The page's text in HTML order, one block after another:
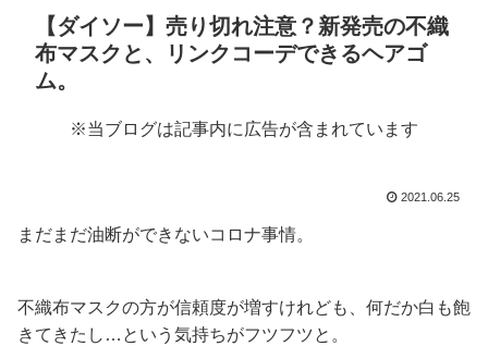
【ダイソー】売り切れ注意？新発売の不織
布マスクと、リンクコーデできるヘアゴ
ム。
※当ブログは記事内に広告が含まれています
2021.06.25
まだまだ油断ができないコロナ事情。
不織布マスクの方が信頼度が増すけれども、何だか白も飽
きてきたし…という気持ちがフツフツと。